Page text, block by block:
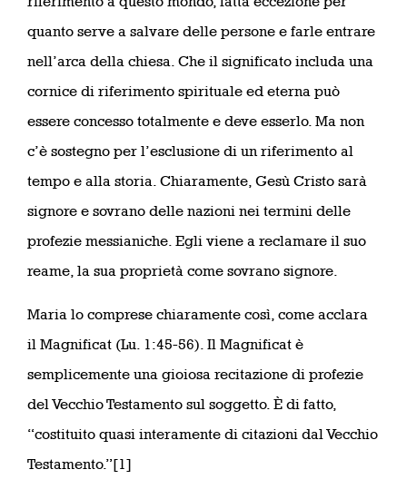
quanto serve a salvare delle persone e farle entrare
nell’arca della chiesa. Che il significato includa una
cornice di riferimento spirituale ed eterna può
essere concesso totalmente e deve esserlo. Ma non
c’è sostegno per l’esclusione di un riferimento al
tempo e alla storia. Chiaramente, Gesù Cristo sarà
signore e sovrano delle nazioni nei termini delle
profezie messianiche. Egli viene a reclamare il suo
reame, la sua proprietà come sovrano signore.
Maria lo comprese chiaramente così, come acclara
il Magnificat (Lu. 1:45-56). Il Magnificat è
semplicemente una gioiosa recitazione di profezie
del Vecchio Testamento sul soggetto. È di fatto,
“costituito quasi interamente di citazioni dal Vecchio
Testamento.”[1]